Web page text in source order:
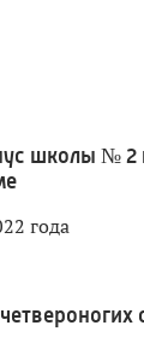
школы № 2
года